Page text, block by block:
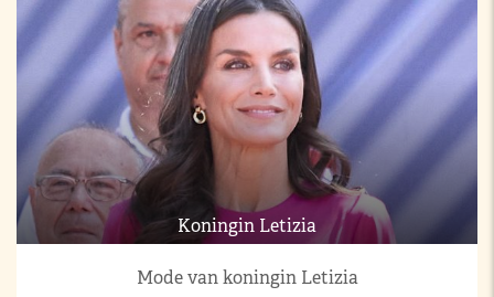
Koningin Letizia
Mode van koningin Letizia